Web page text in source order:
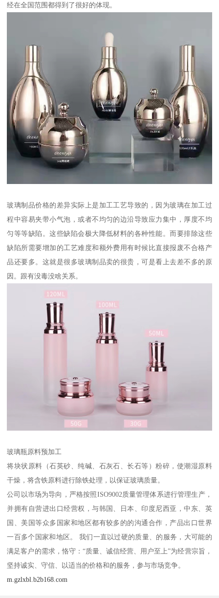
经在全国范围都得到了很好的体现。
玻璃制品价格的差异实际上是加工工艺导致的，因为玻璃在加工过
程中容易夹带小气泡，或者不均匀的边沿导致应力集中，厚度不均
匀等等缺陷。这些缺陷会极大降低材料的各种性能。而要排除这些
缺陷所需要增加的工艺难度和额外费用有时候比直接报废不合格产
品还要多。这就是很多玻璃制品卖的很贵，可是看上去差不多的原
因。跟有没毒没啥关系。
玻璃瓶原料预加工
将块状原料（石英砂、纯碱、石灰石、长石等）粉碎，使潮湿原料
干燥，将含铁原料进行除铁处理，以保证玻璃质量。
公司以市场为导向，严格按照ISO9002质量管理体系进行管理生产，
并拥有自营进出口经营权，与韩国、日本、印度尼西亚，中东、英
国、美国等众多国家和地区都有较多的的沟通合作，产品出口世界
一百多个国家和地区。 我们一直以过硬的质量、的服务，大可能的
满足客户的需求，恪守：“质量、诚信经营、用户至上”为经营宗旨，
坚持诚实、守信、以适当的价格和的服务，参与市场竞争。
m.gzlxbl.b2b168.com